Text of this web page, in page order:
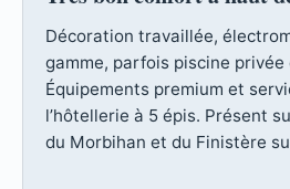
Décoration travaillée,
gamme, parfois piscine privée
Équipements premium et
l’hôtellerie à 5 épis. Présent
du Morbihan et du Finistère